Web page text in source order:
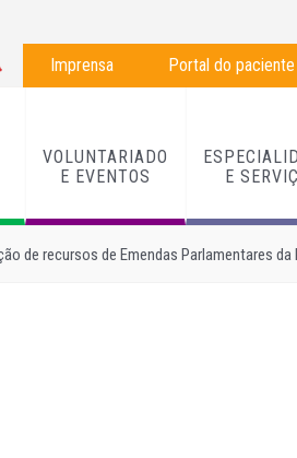
Imprensa Portal do paciente
VOLUNTARIADO
E EVENTOS
E
de recursos de Emendas Parlamentares da